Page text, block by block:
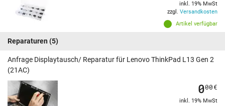
Artikel verfügbar
inkl. 19% MwSt
zzgl. Versandkosten
Reparaturen (5)
Anfrage Displaytausch/ Reparatur für Lenovo ThinkPad L13 Gen 2
(21AC)
000€
inkl. 19% MwSt